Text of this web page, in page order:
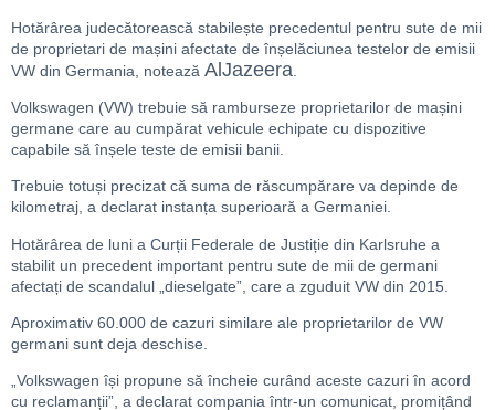
Hotărârea judecătorească stabilește precedentul pentru sute de mii
de proprietari de mașini afectate de înșelăciunea testelor de emisii
VW din Germania, notează AlJazeera
Volkswagen (VW) trebuie să ramburseze proprietarilor de mașini
germane care au cumpărat vehicule echipate cu dispozitive
capabile să înșele teste de emisii banii.
Trebuie totuși precizat că suma de răscumpărare va depinde de
kilometraj, a declarat instanța superioară a Germaniei.
Hotărârea de luni a Curții Federale de Justiție din Karlsruhe a
stabilit un precedent important pentru sute de mii de germani
afectați de scandalul „dieselgate”, care a zguduit VW din 2015.
Aproximativ 60.000 de cazuri similare ale proprietarilor de VW
germani sunt deja deschise.
„Volkswagen își propune să încheie curând aceste cazuri în acord
cu reclamanții”, a declarat compania într-un comunicat, promițând